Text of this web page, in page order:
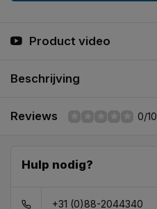
Product video
Beschrijving
Reviews 0/10
Hulp nodig?
+31 (0)88-2044340